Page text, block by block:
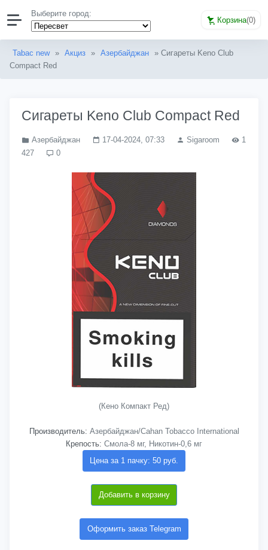
Выберите город:
Корзина(0)
Tabac new » Акциз » Азербайджан » Сигареты Keno Club
Compact Red
Сигареты Keno Club Compact Red
Азербайджан 17-04-2024, 07:33 Sigaroom
1
427
0
(Кено Компакт Ред)
Производитель: Азербайджан/Cahan Tobacco International
Крепость: Смола-8 мг, Никотин-0,6 мг
Цена за 1 пачку: 50 руб.
Добавить в корзину
Оформить заказ Telegram